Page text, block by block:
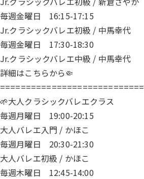
毎週金曜日 16:15-17:15
Jr.クラシックバレエ初級 / 中馬幸代
毎週金曜日 17:30-18:30
Jr.クラシックバレエ中級 / 中馬幸代
詳細はこちらから🤏
============================
🌱大人クラシックバレエクラス
毎週月曜日 19:00-20:15
大人バレエ入門 / かほこ
毎週月曜日 20:30-21:30
大人バレエ初級 / かほこ
毎週木曜日 12:45-14:00